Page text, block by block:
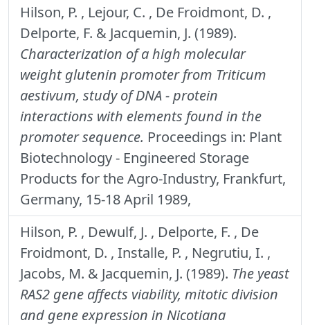
Hilson, P. , Lejour, C. , De Froidmont, D. ,
Delporte, F. & Jacquemin, J. (1989).
Characterization of a high molecular
weight glutenin promoter from Triticum
aestivum, study of DNA - protein
interactions with elements found in the
promoter sequence. Proceedings in: Plant
Biotechnology - Engineered Storage
Products for the Agro-Industry, Frankfurt,
Germany, 15-18 April 1989,
Hilson, P. , Dewulf, J. , Delporte, F. , De
Froidmont, D. , Installe, P. , Negrutiu, I. ,
Jacobs, M. & Jacquemin, J. (1989). The yeast
RAS2 gene affects viability, mitotic division
and gene expression in Nicotiana